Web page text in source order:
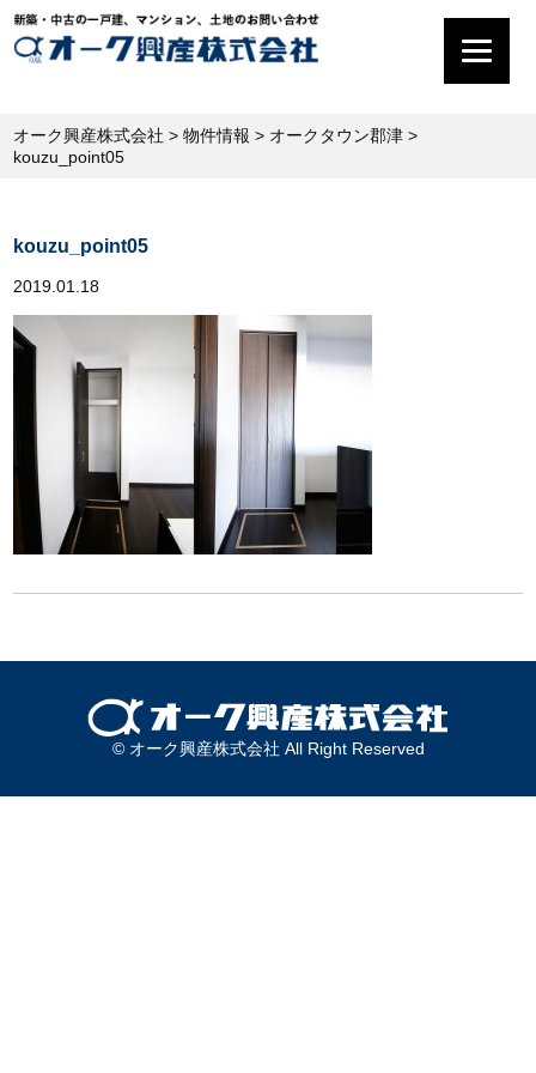
オーク興産株式会社 >物件情報 > オークタウン郡津 >
kouzu_point05
kouzu_point05
2019.01.18
© オーク興産株式会社 All Right Reserved